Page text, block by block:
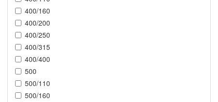
400/160
400/200
400/250
400/315
400/400
500
500/110
500/160